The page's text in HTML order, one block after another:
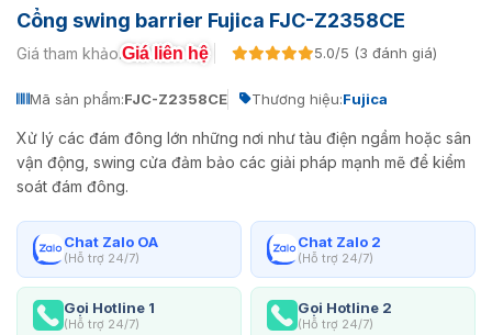
Cổng swing barrier Fujica FJC-Z2358CE
Giá tham khảo:Giá liên hệ 5.0/5 (3 đánh giá)
Mã sản phẩm:FJC-Z2358CE Thương hiệu:Fujica
Xử lý các đám đông lớn những nơi như tàu điện ngầm hoặc sân
vận động, swing cửa đảm bảo các giải pháp mạnh mẽ để kiểm
soát đám đông.
Chat Zalo OA
(Hỗ trợ 24/7)
Chat Zalo 2
(Hỗ trợ 24/7)
Gọi Hotline 1
(Hỗ trợ 24/7)
Gọi Hotline 2
(Hỗ trợ 24/7)